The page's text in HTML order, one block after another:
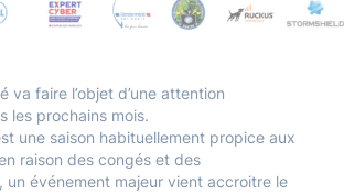
va faire l’objet d’une attention
les prochains mois.
une saison habituellement propice aux
raison des congés et des
un événement majeur vient accroitre le